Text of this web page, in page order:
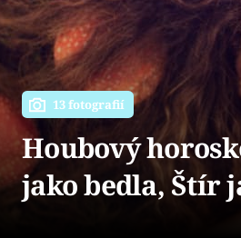
13 fotografií
Houbový
jako bedla, Štír